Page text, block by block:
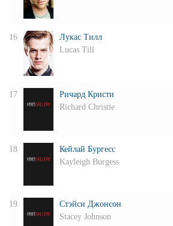
16
Лукас Тилл
Lucas Till
17
Ричард Кристи
Richard Christie
18
Кейлай Бургесс
Kayleigh Burgess
19
Стэйси Джонсон
Stacey Johnson